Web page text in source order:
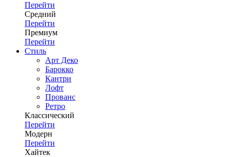
Перейти
Средний
Перейти
Премиум
Перейти
Стиль
Арт Деко
Барокко
Кантри
Лофт
Прованс
Ретро
Классический
Перейти
Модерн
Перейти
Хайтек